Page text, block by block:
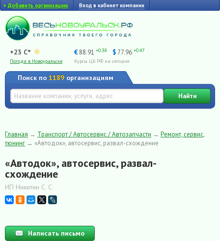
+ Добавить организацию Вход в кабинет компании
+23 C°
Погода в Новоуральске
€ 88.91 +0.38 $ 77.96 +0.47
Курсы ЦБ РФ на сегодня
Поиск по 1189 организациям
Найти
Главная → Транспорт / Автосервис / Автозапчасти → Ремонт, сервис,
тюнинг → «Автодок», автосервис, развал-схождение
«Автодок», автосервис, развал-
схождение
ИП Никитин С. С.
Написать письмо